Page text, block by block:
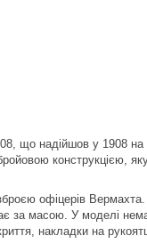
що надійшов у 1908 на
конструкцією,
офіцерів
за масою. У моделі
накладки на